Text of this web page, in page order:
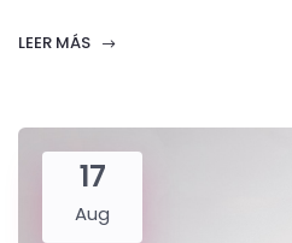
LEER MÁS
17
Aug